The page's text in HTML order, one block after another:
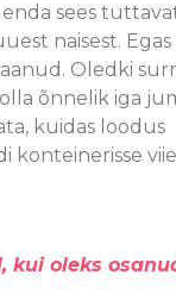
sees
naisest. Egas
Oledki
õnnelik iga
kuidas loodus
konteinerisse
kui oleks